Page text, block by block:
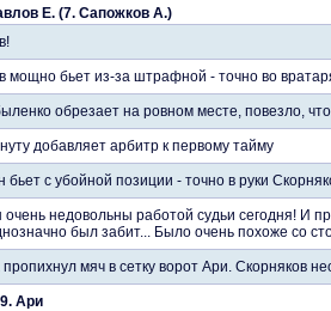
Е. (7. Сапожков А.)
мощно бьет из-за штрафной - точно во
обрезает на ровном месте, повезло,
добавляет арбитр к первому тайму
бьет с убойной позиции - точно в руки
очень недовольны работой судьи сегодня! И
был забит... Было очень похоже со
мяч в сетку ворот Ари. Скорняков
Ари